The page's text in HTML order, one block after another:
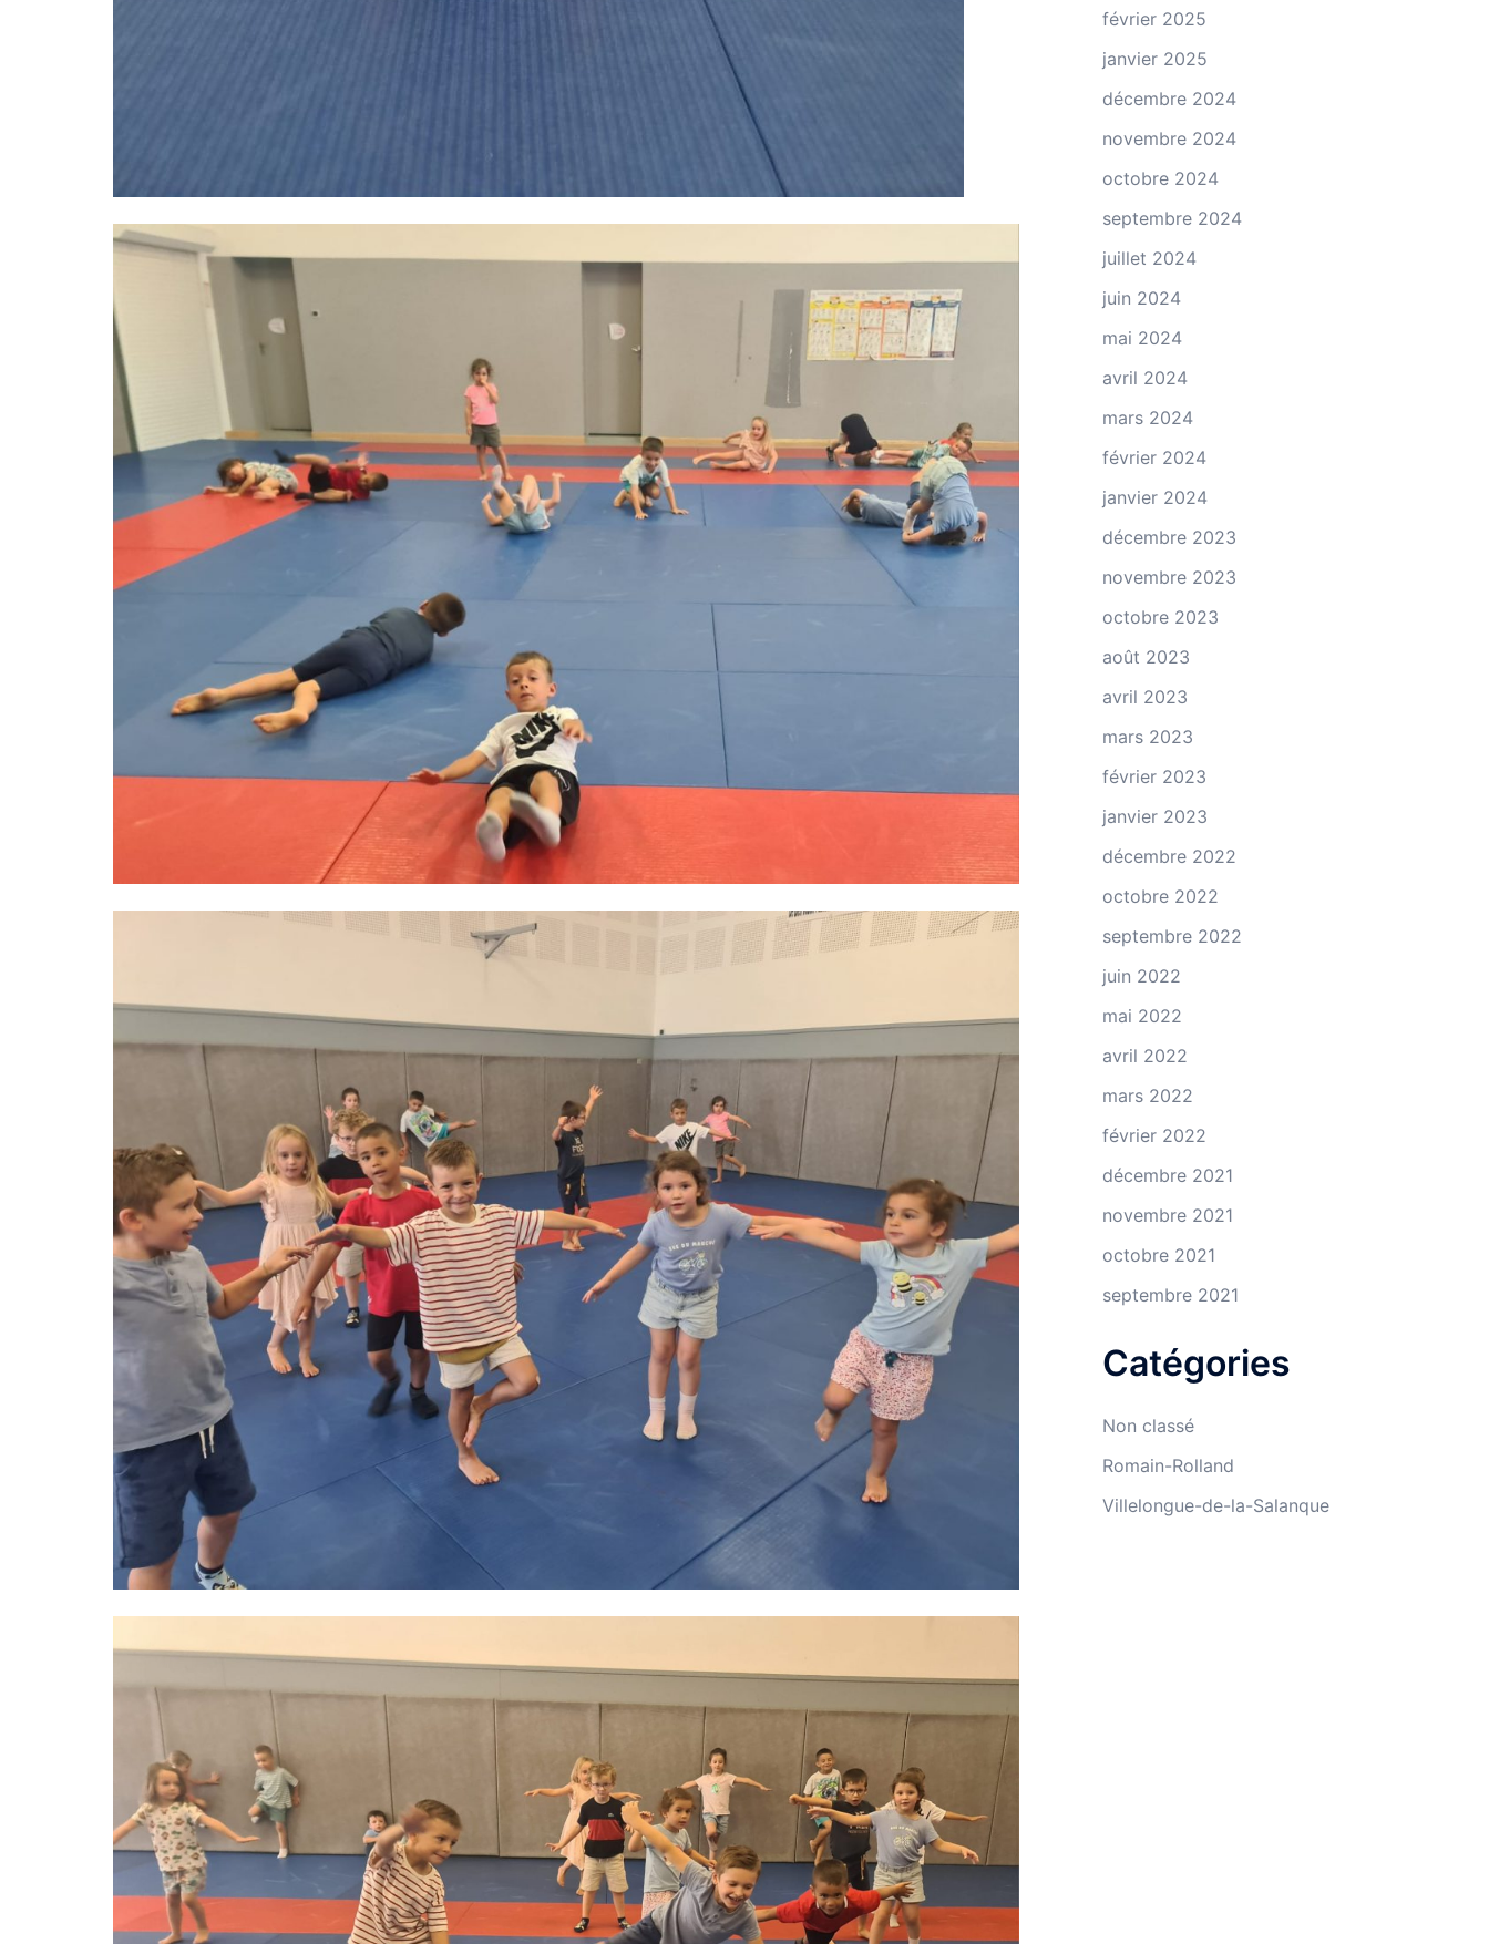
février 2025
janvier 2025
décembre 2024
novembre 2024
octobre 2024
septembre 2024
juillet 2024
juin 2024
mai 2024
avril 2024
mars 2024
février 2024
janvier 2024
décembre 2023
novembre 2023
octobre 2023
août 2023
avril 2023
mars 2023
février 2023
janvier 2023
décembre 2022
octobre 2022
septembre 2022
juin 2022
mai 2022
avril 2022
mars 2022
février 2022
décembre 2021
novembre 2021
octobre 2021
septembre 2021
Catégories
Non classé
Romain-Rolland
Villelongue-de-la-Salanque